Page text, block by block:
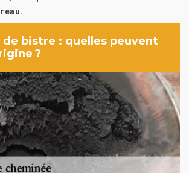
bistre : quelles peuvent
?